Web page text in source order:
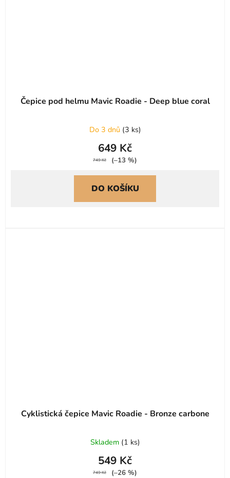
Čepice pod helmu Mavic Roadie - Deep blue coral
Do 3 dnů (3 ks)
649 Kč
749 Kč (–13 %)
DO KOŠÍKU
Cyklistická čepice Mavic Roadie - Bronze carbone
Skladem (1 ks)
549 Kč
749 Kč (–26 %)